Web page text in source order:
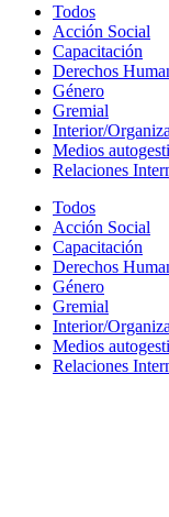
Todos
Acción Social
Capacitación
Derechos
Género
Gremial
Interior/
Medios
Relaciones
Todos
Acción Social
Capacitación
Derechos
Género
Gremial
Interior/
Medios
Relaciones